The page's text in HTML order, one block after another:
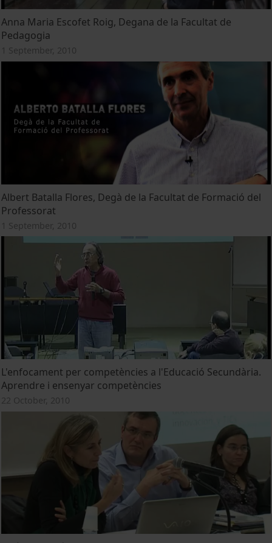
Anna Maria Escofet Roig, Degana de la Facultat de
Pedagogia
1 September, 2010
Albert Batalla Flores, Degà de la Facultat de Formació del
Professorat
1 September, 2010
L'enfocament per competències a l'Educació Secundària.
Aprendre i ensenyar competències
22 October, 2010